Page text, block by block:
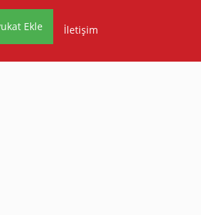
Ekle İletişim